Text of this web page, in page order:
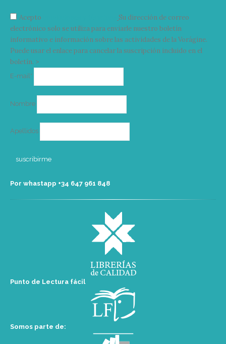
Acepto
Su dirección de correo
electrónico solo se utiliza para enviarle nuestro boletín
informativo e información sobre las actividades de la Vorágine.
Puede usar el enlace para cancelar la suscripción incluido en el
boletín. >
E-mail*
Nombre
Apellidos
Por whastapp +34 ‭647 961 848‬
Punto de Lectura fácil
Somos parte de: